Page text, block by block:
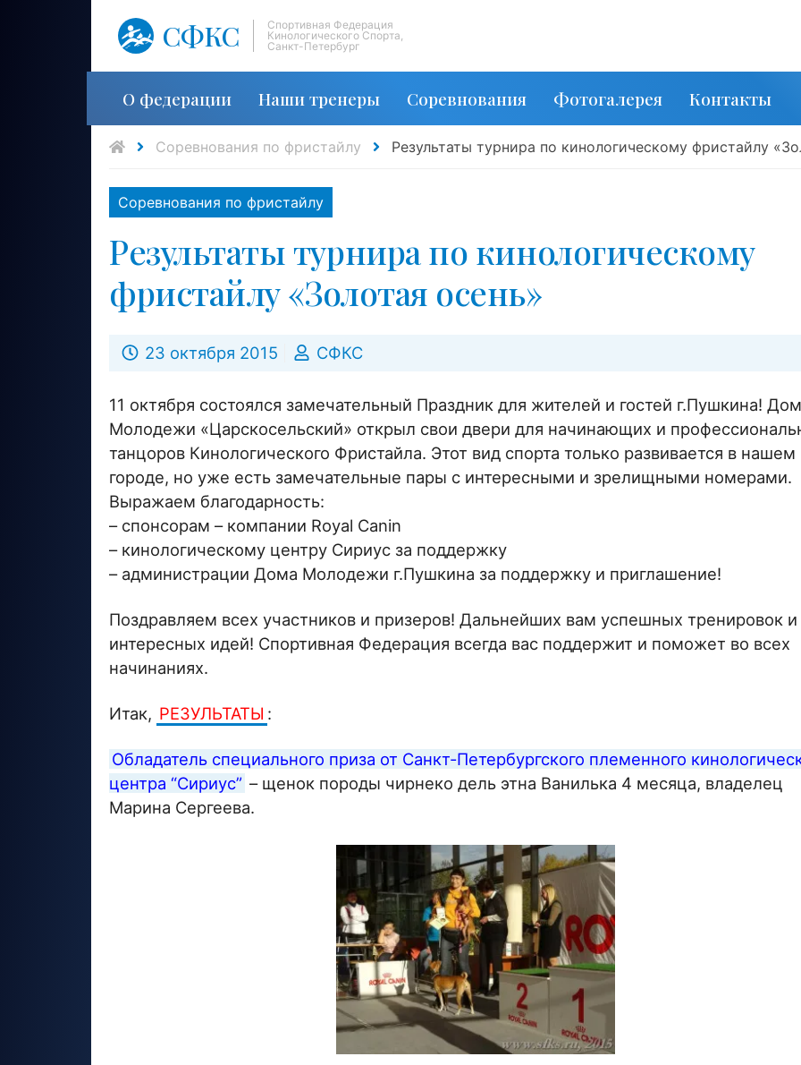
СФКС
Спортивная Федерация
Кинологического Спорта,
Санкт-Петербург
О федерации Наши тренеры Соревнования Фотогалерея Контакты
Соревнования по фристайлу Результаты турнира по кинологическому фристайлу «Золотая
Соревнования по фристайлу
Результаты турнира по кинологическому
фристайлу «Золотая осень»
23 октября 2015 СФКС
11 октября состоялся замечательный Праздник для жителей и гостей г.Пушкина! Дом
Молодежи «Царскосельский» открыл свои двери для начинающих и
танцоров Кинологического Фристайла. Этот вид спорта только развивается в нашем
городе, но уже есть замечательные пары с интересными и зрелищными номерами.
Выражаем благодарность:
– спонсорам – компании Royal Canin
– кинологическому центру Сириус за поддержку
– администрации Дома Молодежи г.Пушкина за поддержку и приглашение!
Поздравляем всех участников и призеров! Дальнейших вам успешных тренировок и
интересных идей! Спортивная Федерация всегда вас поддержит и поможет во всех
начинаниях.
Итак, РЕЗУЛЬТАТЫ :
Обладатель специального приза от Санкт-Петербургского племенного
центра “Сириус” – щенок породы чирнеко дель этна Ванилька 4 месяца, владелец
Марина Сергеева.